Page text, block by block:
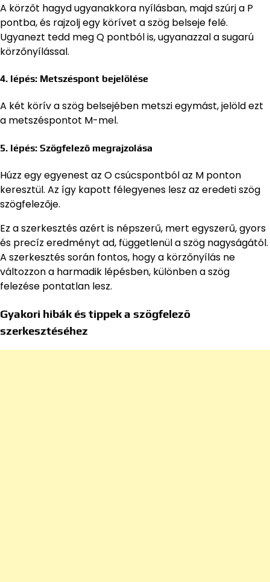
A körzőt hagyd ugyanakkora nyílásban, majd szúrj a P
pontba, és rajzolj egy körívet a szög belseje felé.
Ugyanezt tedd meg Q pontból is, ugyanazzal a sugarú
körzőnyílással.
4. lépés: Metszéspont bejelölése
A két körív a szög belsejében metszi egymást, jelöld ezt
a metszéspontot M-mel.
5. lépés: Szögfelező megrajzolása
Húzz egy egyenest az O csúcspontból az M ponton
keresztül. Az így kapott félegyenes lesz az eredeti szög
szögfelezője.
Ez a szerkesztés azért is népszerű, mert egyszerű, gyors
és precíz eredményt ad, függetlenül a szög nagyságától.
A szerkesztés során fontos, hogy a körzőnyílás ne
változzon a harmadik lépésben, különben a szög
felezése pontatlan lesz.
Gyakori hibák és tippek a szögfelező
szerkesztéséhez